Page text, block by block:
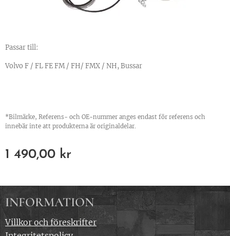
Passar till:
Volvo F / FL FE FM / FH/ FMX / NH, Bussar
*Bilmärke, Referens- och OE-nummer anges endast för referens och
innebär inte att produkterna är originaldelar.
1 490,00 kr
INFORMATION
Villkor och föreskrifter